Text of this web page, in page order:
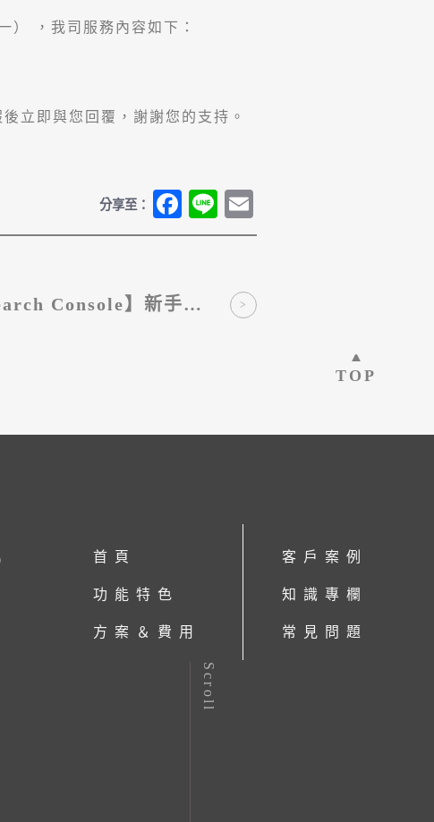
Scroll
） ，我司服務內容如下：
立即與您回覆，謝謝您的支持。
分享至：
Fa
ce
Li
ne
Console】新手入
TOP
首頁 客戶案例
功能特色 知識專欄
方案＆費用 常見問題